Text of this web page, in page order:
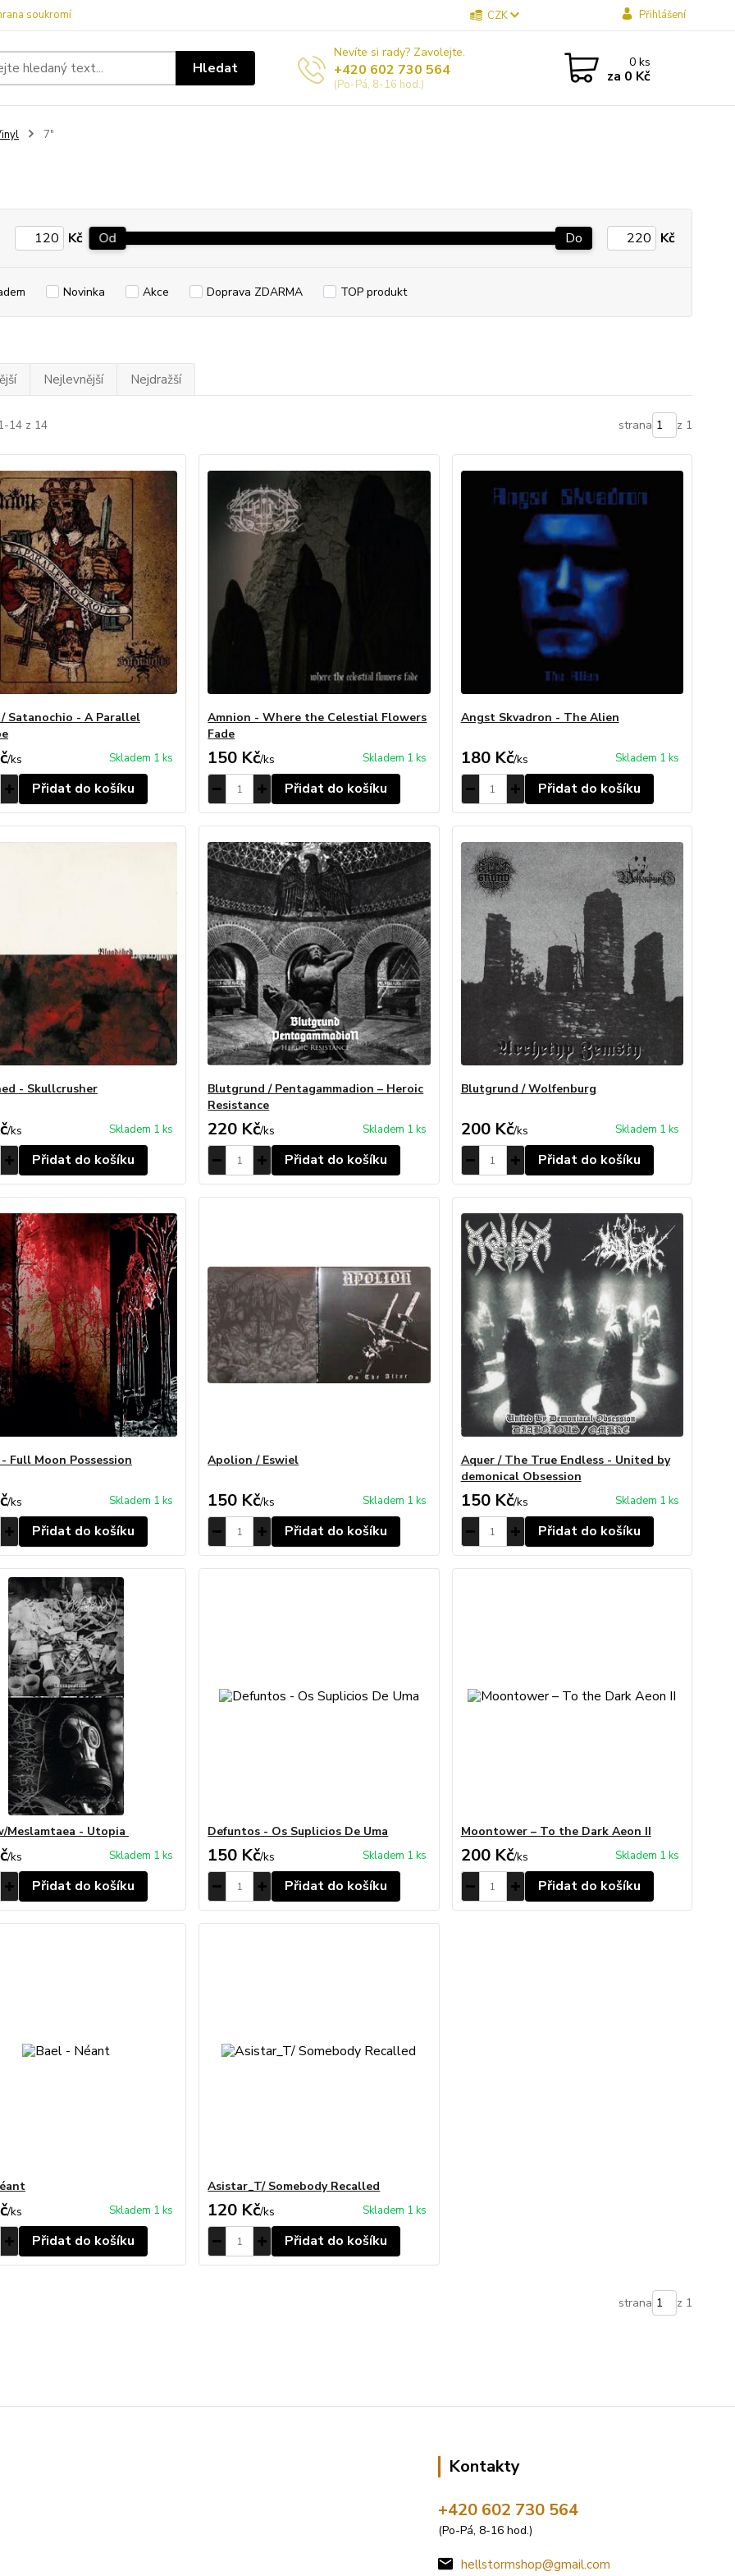
soukromí CZK Přihlášení
Hledat
Nevíte si rady? Zavolejte.
+420 602 730 564
(Po-Pá, 8-16 hod.)
0ks
za 0 Kč
7"
Kč Od Do Kč
Novinka Akce Doprava ZDARMA TOP produkt
Nejlevnější Nejdražší
14 z 14 strana z 1
Satanochio - A Parallel
/ks Skladem 1 ks
Přidat do košíku
Amnion - Where the Celestial Flowers
Fade
150 Kč/ks Skladem 1 ks
Přidat do košíku
Angst Skvadron - The Alien
180 Kč/ks Skladem 1 ks
Přidat do košíku
- Skullcrusher
/ks Skladem 1 ks
Přidat do košíku
Blutgrund / Pentagammadion – Heroic
Resistance
220 Kč/ks Skladem 1 ks
Přidat do košíku
Blutgrund / Wolfenburg
200 Kč/ks Skladem 1 ks
Přidat do košíku
Full Moon Possession
/ks Skladem 1 ks
Přidat do košíku
Apolion / Eswiel
150 Kč/ks Skladem 1 ks
Přidat do košíku
Aquer / The True Endless - United by
demonical Obsession
150 Kč/ks Skladem 1 ks
Přidat do košíku
Meslamtaea - Utopia
/ks Skladem 1 ks
Přidat do košíku
Defuntos - Os Suplicios De Uma
150 Kč/ks Skladem 1 ks
Přidat do košíku
Moontower – To the Dark Aeon II
200 Kč/ks Skladem 1 ks
Přidat do košíku
/ks Skladem 1 ks
Přidat do košíku
Asistar_T/ Somebody Recalled
120 Kč/ks Skladem 1 ks
Přidat do košíku
strana z 1
Kontakty
+420 602 730 564
(Po-Pá, 8-16 hod.)
hellstormshop@gmail.com